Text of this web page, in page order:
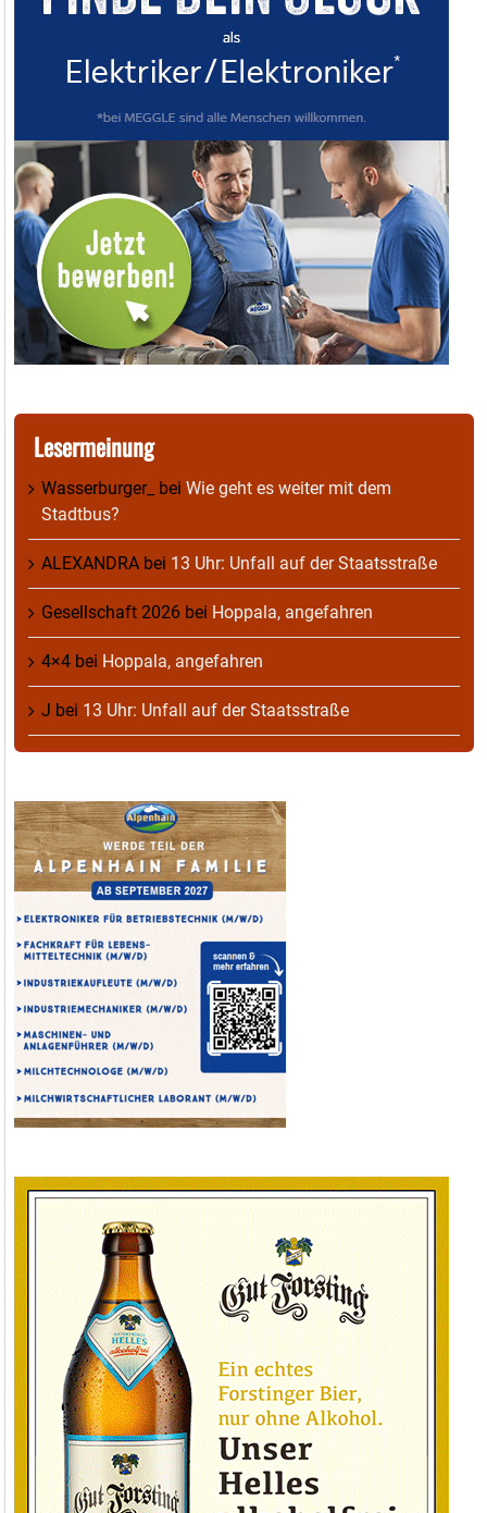
Lesermeinung
Wasserburger_ bei Wie geht es weiter mit dem
Stadtbus?
ALEXANDRA bei 13 Uhr: Unfall auf der Staatsstraße
Gesellschaft 2026 bei Hoppala, angefahren
4×4 bei Hoppala, angefahren
J bei 13 Uhr: Unfall auf der Staatsstraße